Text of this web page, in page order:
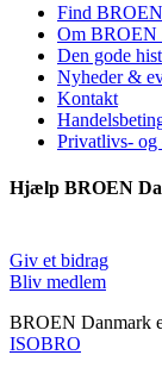
Find
Om BROEN
Den gode
Nyheder &
Kontakt
Privatlivs-
Hjælp BROEN
Giv et bidrag
Bliv medlem
BROEN Danmark
ISOBRO